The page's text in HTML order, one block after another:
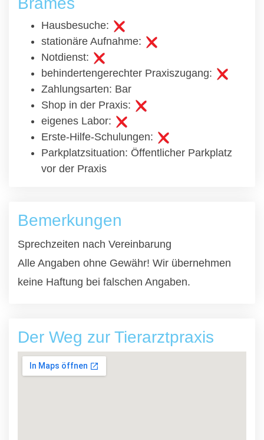
Hausbesuche:
stationäre Aufnahme:
Notdienst:
behindertengerechter Praxiszugang:
Zahlungsarten: Bar
Shop in der Praxis:
eigenes Labor:
Erste-Hilfe-Schulungen:
Parkplatzsituation: Öffentlicher Parkplatz
vor der Praxis
Bemerkungen
Sprechzeiten nach Vereinbarung
Alle Angaben ohne Gewähr! Wir übernehmen
keine Haftung bei falschen Angaben.
Der Weg zur Tierarztpraxis